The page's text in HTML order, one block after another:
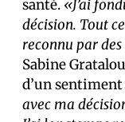
santé. «J’ai
décision. Tout
reconnu par
Sabine
d’un
avec ma